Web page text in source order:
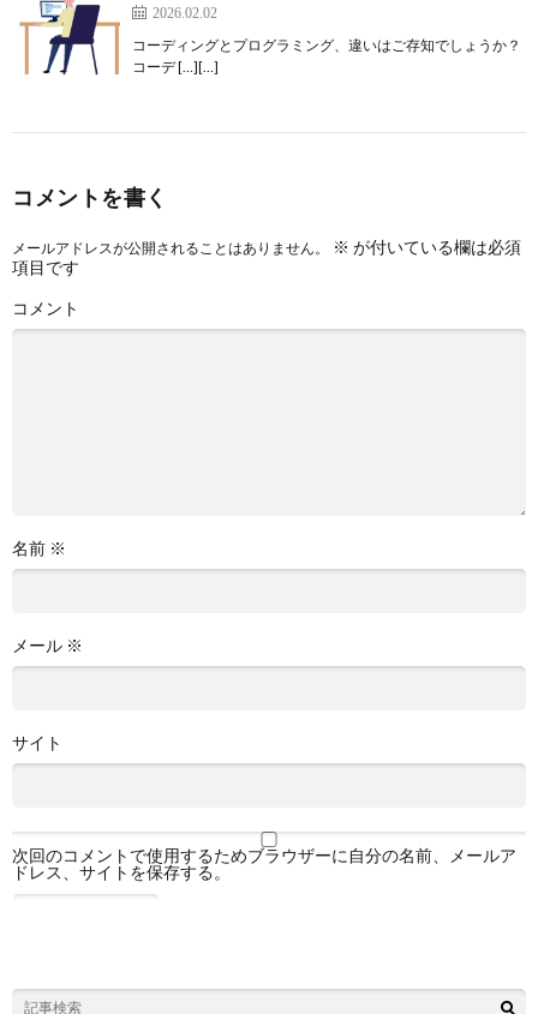
2026.02.02
コーディングとプログラミング、違いはご存知でしょうか？
コーデ […][…]
コメントを書く
メールアドレスが公開されることはありません。 ※ が付いている欄は必須
項目です
コメント
名前 ※
メール ※
サイト
次回のコメントで使用するためブラウザーに自分の名前、メールア
ドレス、サイトを保存する。